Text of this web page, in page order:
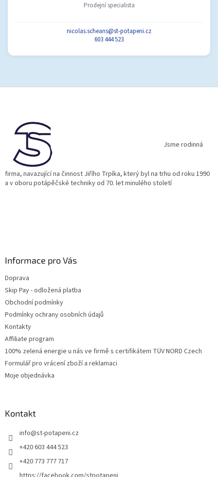
Prodejní specialista
nicolas.scheans@st-potapeni.cz
603 444 523
Jsme rodinná
firma, navazující na činnost Jiřího Trpíka, který byl na trhu od roku 1990
a v oboru potápěčské techniky od 70. let minulého století
Informace pro Vás
Doprava
Skip Pay - odložená platba
Obchodní podmínky
Podmínky ochrany osobních údajů
Kontakty
Affiliate program
100% zelená energie u nás ve firmě s certifikátem TÜV NORD Czech
Formulář pro vrácení zboží a reklamaci
Moje objednávka
Kontakt
info@st-potapeni.cz
+420 603 444 523
+420 773 777 717